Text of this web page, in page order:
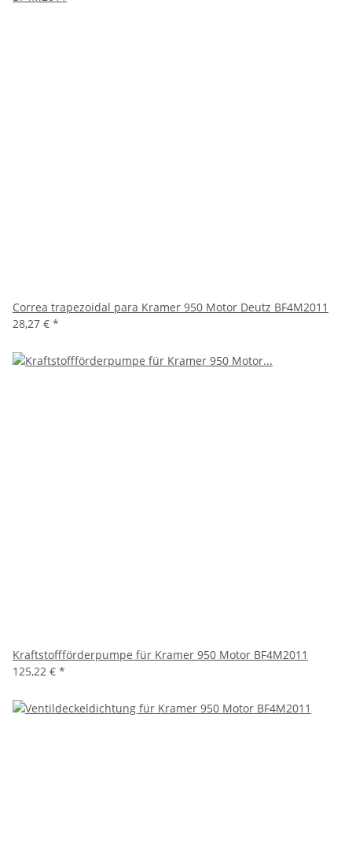
Correa trapezoidal para Kramer 950 Motor Deutz BF4M2011
28,27 € *
Kraftstoffförderpumpe für Kramer 950 Motor BF4M2011
125,22 € *